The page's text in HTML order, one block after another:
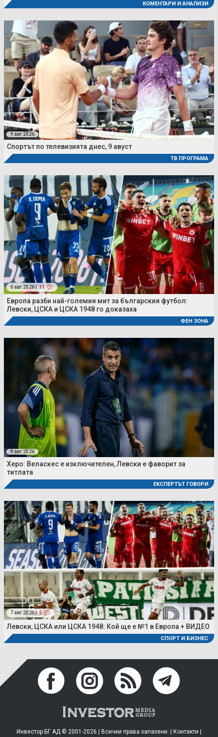
КОМЕНТАРИ И АНАЛИЗИ
9 авг 2026
Спортът по телевизията днес, 9 авуст
ТВ ПРОГРАМА
6 авг 2026 | 11
Европа разби най-големия мит за българския футбол:
Левски, ЦСКА и ЦСКА 1948 го доказаха
ФЕН ЗОНА
9 авг 2026
Херо: Веласкес е изключителен, Левски е фаворит за
титлата
ЕКСПЕРТЪТ ГОВОРИ
7 авг 2026 | 5
Левски, ЦСКА или ЦСКА 1948: Кой ще е №1 в Европа + ВИДЕО
СПОРТ И БИЗНЕС
Инвестор.БГ АД © 2001-2026 | Всички права запазени. | Контакти